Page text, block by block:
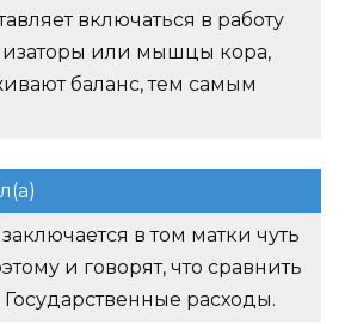
включаться в работу
или мышцы кора,
баланс, тем самым
в том матки чуть
и говорят, что сравнить
расходы.